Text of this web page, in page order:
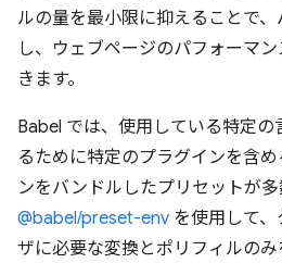
ルの量を最小限に抑えることで
し、ウェブページのパフォーマ
きます。
Babel では、使用している特定
るために特定のプラグインを含
ンをバンドルしたプリセットが多
@babel/preset-env を使用して
ザに必要な変換とポリフィルのみ